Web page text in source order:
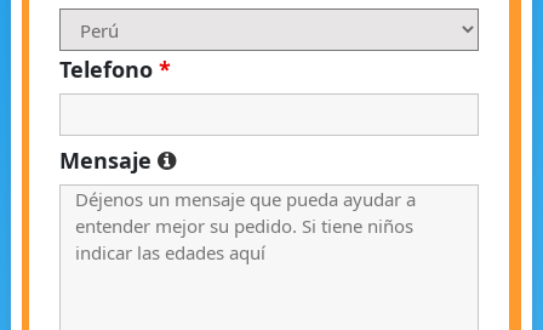
Telefono *
Mensaje